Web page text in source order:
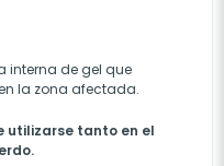
interna de gel que
la zona afectada.
utilizarse tanto en el